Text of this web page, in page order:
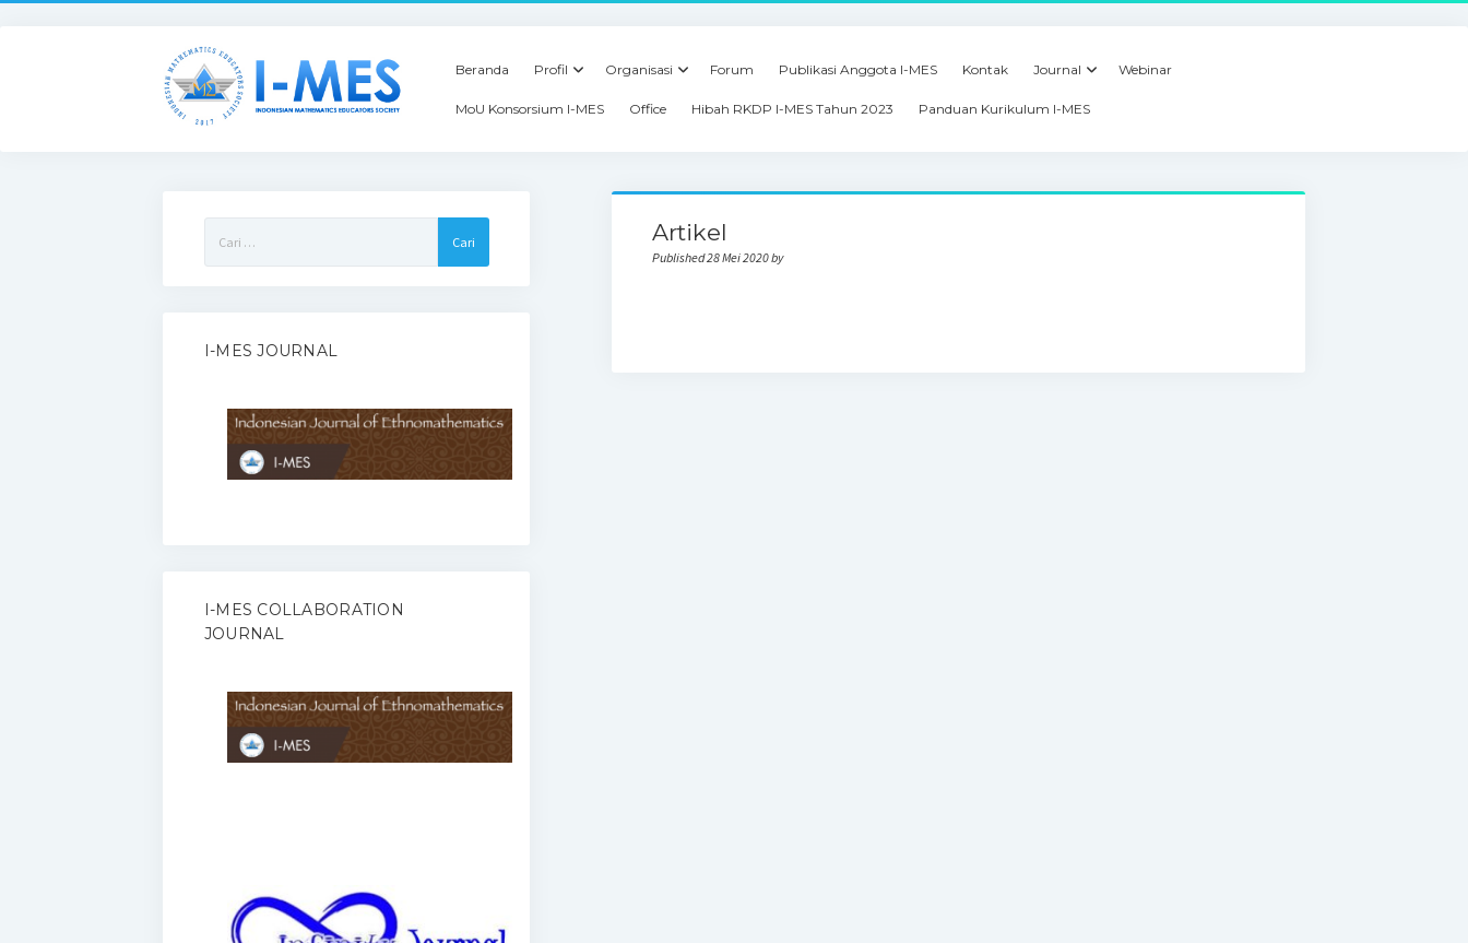
Beranda Profil Organisasi Forum Publikasi Anggota I-MES Kontak Journal Webinar
MoU Konsorsium I-MES Office Hibah RKDP I-MES Tahun 2023 Panduan Kurikulum I-MES
untuk:
I-MES JOURNAL
I-MES COLLABORATION
JOURNAL
Artikel
Published 28 Mei 2020 by